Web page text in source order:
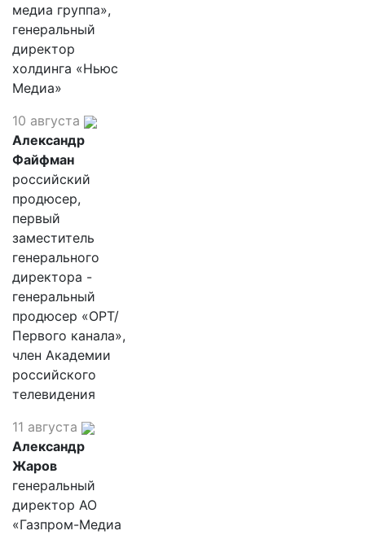
медиа группа»,
генеральный
директор
холдинга «Ньюс
Медиа»
10 августа
Александр
Файфман
российский
продюсер,
первый
заместитель
генерального
директора -
генеральный
продюсер «ОРТ/
Первого канала»,
член Академии
российского
телевидения
11 августа
Александр
Жаров
генеральный
директор АО
«Газпром-Медиа